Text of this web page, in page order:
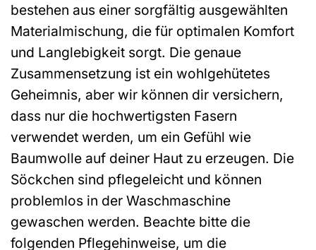
bestehen aus einer sorgfältig ausgewählten
Materialmischung, die für optimalen Komfort
und Langlebigkeit sorgt. Die genaue
Zusammensetzung ist ein wohlgehütetes
Geheimnis, aber wir können dir versichern,
dass nur die hochwertigsten Fasern
verwendet werden, um ein Gefühl wie
Baumwolle auf deiner Haut zu erzeugen. Die
Söckchen sind pflegeleicht und können
problemlos in der Waschmaschine
gewaschen werden. Beachte bitte die
folgenden Pflegehinweise, um die